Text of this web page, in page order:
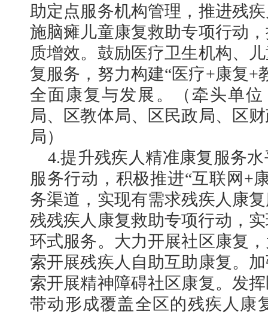
助定点服务机构管理，推进残
施脑瘫儿童康复救助专项行动
质增效。鼓励医疗卫生机构、
复服务，努力构建“医疗+康复+
全面康复与发展。（牵头单
局、区教体局、区民政局、区
局）
4.提升残疾人精准康复服务
服务行动，积极推进“互联网+
务渠道，实现有需求残疾人康
残残疾人康复救助专项行动，
环式服务。大力开展社区康复
索开展残疾人自助互助康复。
索开展精神障碍社区康复。发
带动形成覆盖全区的残疾人康